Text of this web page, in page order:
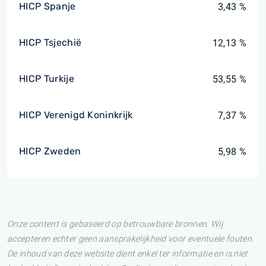
HICP Spanje 3,43 %
HICP Tsjechië 12,13 %
HICP Turkije 53,55 %
HICP Verenigd Koninkrijk 7,37 %
HICP Zweden 5,98 %
Onze content is gebaseerd op betrouwbare bronnen. Wij
accepteren echter geen aansprakelijkheid voor eventuele fouten.
De inhoud van deze website dient enkel ter informatie en is niet